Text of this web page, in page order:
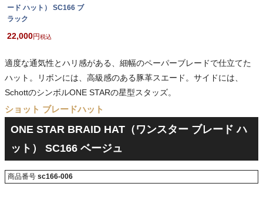
ード ハット） SC166 ブ
ラック
22,000 税込
適度な通気性とハリ感がある、細幅のペーパーブレードで仕立てた
ハット。リボンには、高級感のある豚革スエード。サイドには、
SchottのシンボルONE STARの星型スタッズ。
ショット ブレードハット
ONE STAR BRAID HAT（ワンスター ブレード ハ
ット） SC166 ベージュ
商品番号 sc166-006